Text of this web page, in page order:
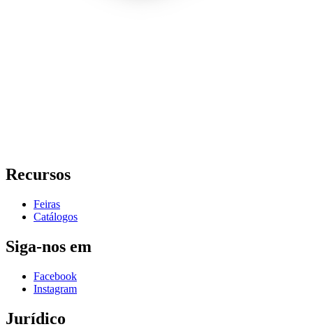
Recursos
Feiras
Catálogos
Siga-nos em
Facebook
Instagram
Jurídico